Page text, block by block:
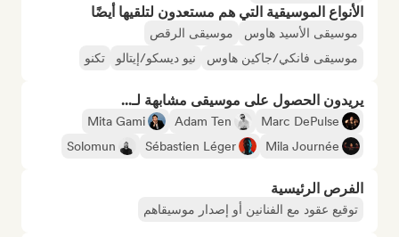
الأنواع الموسيقية التي هم مستعدون لتلقيها أيضًا
موسيقى الأسيد هاوس
موسيقى الرقص
موسيقى فانكي/جاكين هاوس
نيو ديسكو/إيتالو تكنو
يريدون الحصول على موسيقى مشابهة لـ...
Marc DePulse
Adam Ten
Mita Gami
Mila Journée
Sébastien Léger
Solomun
الفرص الرئيسية
توقيع عقود مع الفنانين أو إصدار موسيقاهم